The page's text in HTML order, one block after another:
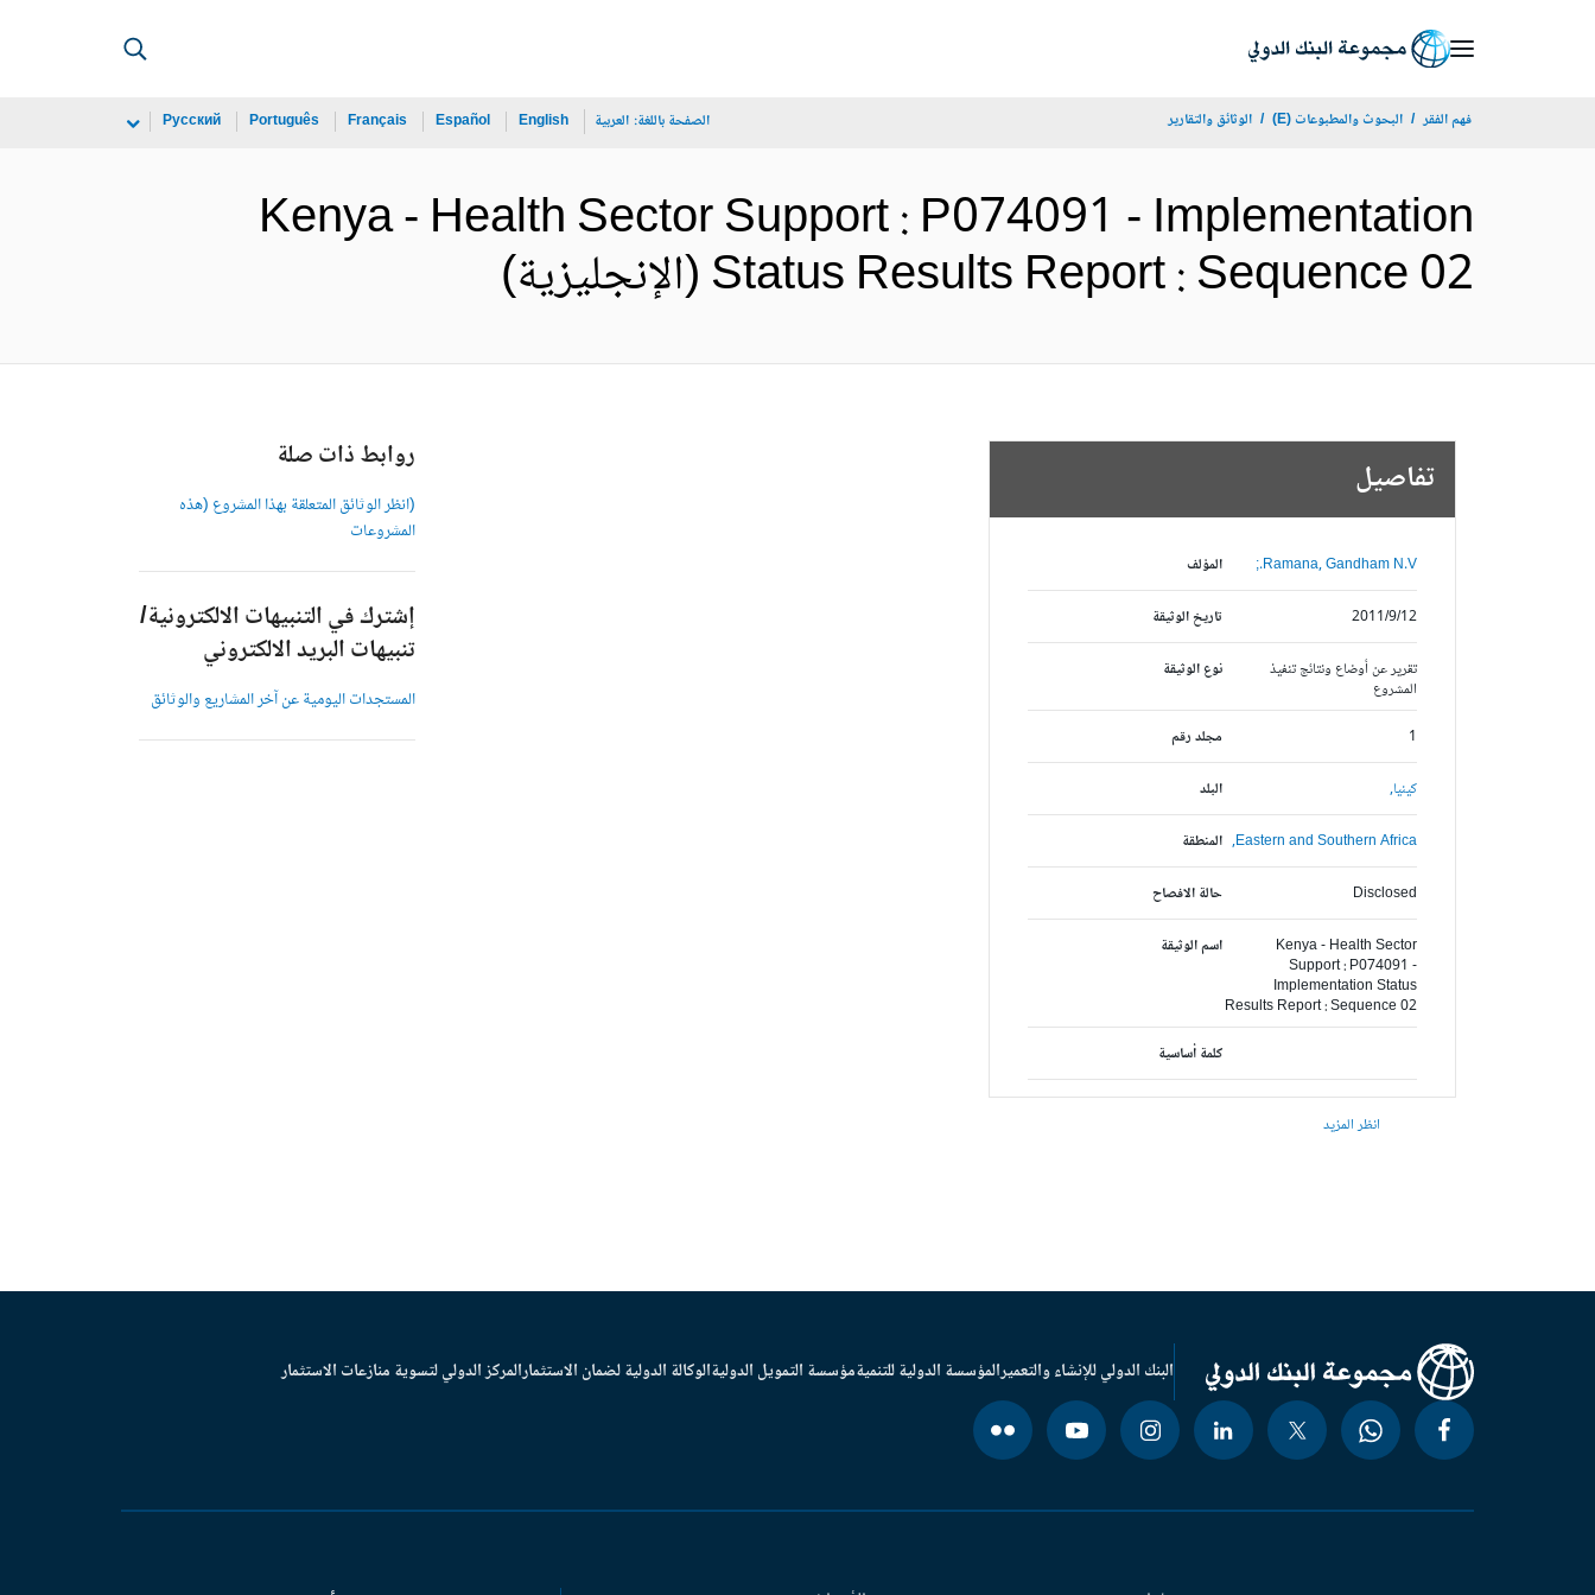
فهم الفقر البحوث والمطبوعات (E) الوثائق والتقارير الصفحة باللغة: العربية English
Español
Français
Português
Русский
Kenya - Health Sector Support : P074091 - Implementation
Status Results Report : Sequence 02 (الإنجليزية)
تفاصيل
المؤلف Ramana, Gandham N.V.;
تاريخ الوثيقة 2011/9/12
نوع الوثيقة
تقرير عن أوضاع ونتائج تنفيذ
المشروع
مجلد رقم
1
البلد كينيا,
المنطقة Eastern and Southern Africa,
حالة الافصاح Disclosed
اسم الوثيقة
Kenya - Health Sector
Support : P074091 -
Implementation Status
Results Report : Sequence 02
كلمة أساسية
انظر المزيد
روابط ذات صلة
(انظر الوثائق المتعلقة بهذا المشروع (هذه
المشروعات
إشترك في التنبيهات الالكترونية/
تنبيهات البريد الالكتروني
المستجدات اليومية عن آخر المشاريع والوثائق
البنك الدولي للإنشاء والتعميرالمؤسسة الدولية للتنميةمؤسسة التمويل الدوليةالوكالة الدولية لضمان الاستثمارالمركز الدولي لتسوية منازعات الاستثمار